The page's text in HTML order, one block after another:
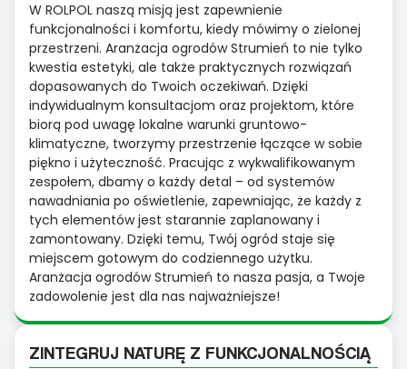
W ROLPOL naszą misją jest zapewnienie
funkcjonalności i komfortu, kiedy mówimy o zielonej
przestrzeni. Aranżacja ogrodów Strumień to nie tylko
kwestia estetyki, ale także praktycznych rozwiązań
dopasowanych do Twoich oczekiwań. Dzięki
indywidualnym konsultacjom oraz projektom, które
biorą pod uwagę lokalne warunki gruntowo-
klimatyczne, tworzymy przestrzenie łączące w sobie
piękno i użyteczność. Pracując z wykwalifikowanym
zespołem, dbamy o każdy detal – od systemów
nawadniania po oświetlenie, zapewniając, że każdy z
tych elementów jest starannie zaplanowany i
zamontowany. Dzięki temu, Twój ogród staje się
miejscem gotowym do codziennego użytku.
Aranżacja ogrodów Strumień to nasza pasja, a Twoje
zadowolenie jest dla nas najważniejsze!
ZINTEGRUJ NATURĘ Z FUNKCJONALNOŚCIĄ